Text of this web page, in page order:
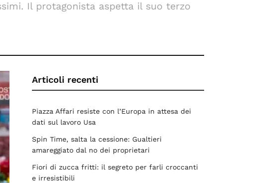
Il protagonista aspetta il suo terzo
Articoli recenti
Piazza Affari resiste con l’Europa in attesa dei
dati sul lavoro Usa
Spin Time, salta la cessione: Gualtieri
amareggiato dal no dei proprietari
Fiori di zucca fritti: il segreto per farli croccanti
e irresistibili